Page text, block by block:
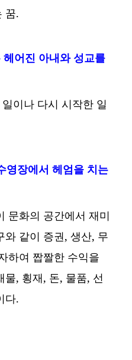
꿈.
어진 아내와 성교를
이나 다시 시작한 일
영장에서 헤엄을 치는
문화의 공간에서 재미
와 같이 증권, 생산, 무
하여 짭짤한 수익을
물, 횡재, 돈, 물품, 선
다.